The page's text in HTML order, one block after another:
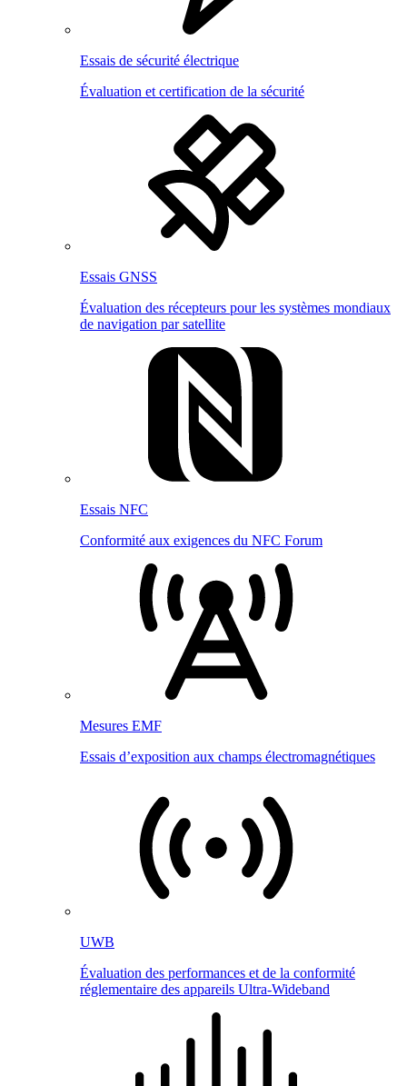
Essais de sécurité électrique
Évaluation et certification de la sécurité
Essais GNSS
Évaluation des récepteurs pour les systèmes mondiaux
de navigation par satellite
Essais NFC
Conformité aux exigences du NFC Forum
Mesures EMF
Essais d’exposition aux champs électromagnétiques
UWB
Évaluation des performances et de la conformité
réglementaire des appareils Ultra-Wideband